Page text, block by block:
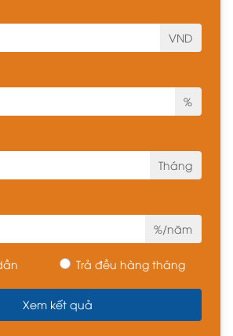
VND
%
Tháng
%/năm
Trả đều hàng tháng